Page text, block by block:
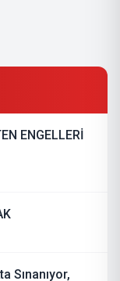
ENGELLERİ